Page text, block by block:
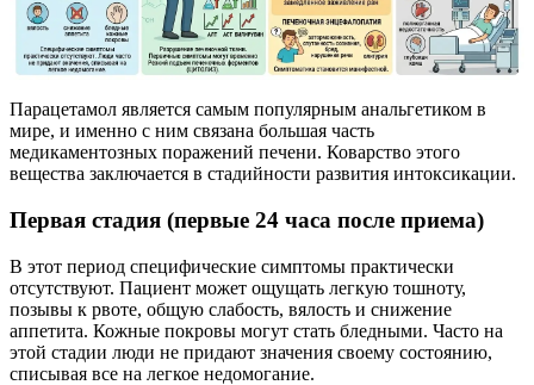
Парацетамол является самым популярным анальгетиком в
мире, и именно с ним связана большая часть
медикаментозных поражений печени. Коварство этого
вещества заключается в стадийности развития интоксикации.
Первая стадия (первые 24 часа после приема)
В этот период специфические симптомы практически
отсутствуют. Пациент может ощущать легкую тошноту,
позывы к рвоте, общую слабость, вялость и снижение
аппетита. Кожные покровы могут стать бледными. Часто на
этой стадии люди не придают значения своему состоянию,
списывая все на легкое недомогание.